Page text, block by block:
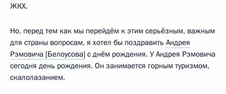
ЖКХ.
Но, перед тем как мы перейдём к этим серьёзным, важным
для страны вопросам, я хотел бы поздравить Андрея
Рэмовича [Белоусова] с днём рождения. У Андрея Рэмовича
сегодня день рождения. Он занимается горным туризмом,
скалолазанием.